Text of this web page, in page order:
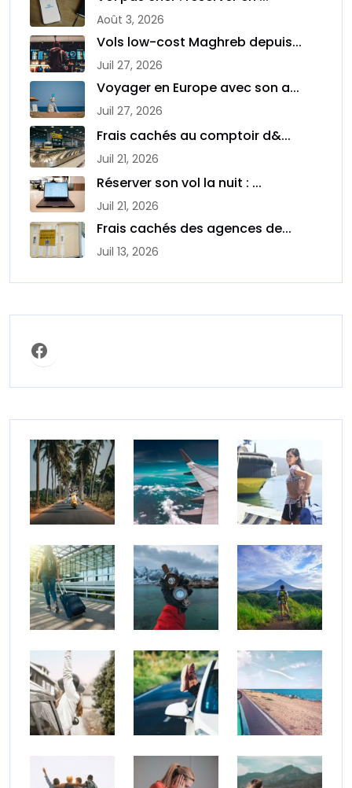
Août 3, 2026
Vols low-cost Maghreb depuis...
Juil 27, 2026
Voyager en Europe avec son a...
Juil 27, 2026
Frais cachés au comptoir d&...
Juil 21, 2026
Réserver son vol la nuit : ...
Juil 21, 2026
Frais cachés des agences de...
Juil 13, 2026